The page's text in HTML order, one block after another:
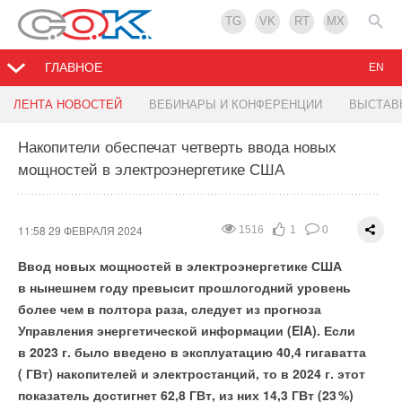
TG VK RT MX
ГЛАВНОЕ
ЛЕНТА НОВОСТЕЙ ВЕБИНАРЫ И КОНФЕРЕНЦИИ
EN
Накопители обеспечат четверть ввода новых
мощностей в электроэнергетике США
1516 1 0
11:58 29 ФЕВРАЛЯ 2024
Ввод новых мощностей в электроэнергетике США
в нынешнем году превысит прошлогодний уровень
более чем в полтора раза, следует из прогноза
Управления энергетической информации (EIA). Если
в 2023 г. было введено в эксплуатацию 40,4 гигаватта
( ГВт) накопителей и электростанций, то в 2024 г. этот
показатель достигнет 62,8 ГВт, из них 14,3 ГВт (23%)
Bloomberg: Apple отказалась от разработки
1625
12:24 28 ФЕВРАЛЯ 2024
РЭА Минэнерго России представило сценарии
1459
12:00 28 ФЕВРАЛЯ 2024
Ростовский трубный завод планирует вдвое
1776
11:59 28 ФЕВРАЛЯ 2024
Найден простой способ увеличения срока
1606
11:58 28 ФЕВРАЛЯ 2024
Лучший способ увеличить срок службы литий-
металлической батареи для электромобиля —
Aiko Solar объявила о новом рекорде
1358
11:56 28 ФЕВРАЛЯ 2024